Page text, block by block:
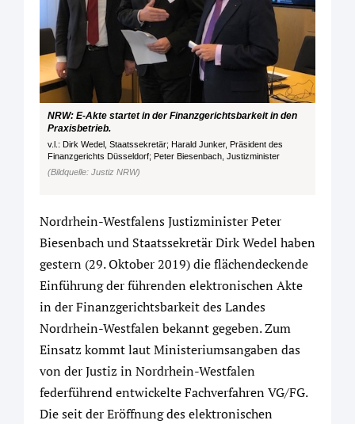
NRW: E-Akte startet in der Finanzgerichtsbarkeit in den
Praxisbetrieb.
v.l.: Dirk Wedel, Staatssekretär; Harald Junker, Präsident des
Finanzgerichts Düsseldorf; Peter Biesenbach, Justizminister
(Bildquelle: Justiz NRW)
Nordrhein-Westfalens Justizminister Peter
Biesenbach und Staatssekretär Dirk Wedel haben
gestern (29. Oktober 2019) die flächendeckende
Einführung der führenden elektronischen Akte
in der Finanzgerichtsbarkeit des Landes
Nordrhein-Westfalen bekannt gegeben. Zum
Einsatz kommt laut Ministeriumsangaben das
von der Justiz in Nordrhein-Westfalen
federführend entwickelte Fachverfahren VG/FG.
Die seit der Eröffnung des elektronischen